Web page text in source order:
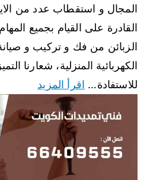
المجال و استقطاب عدد من
القادرة على القيام بجميع
الزبائن من فك و تركيب و
الكهربائية المنزلية، شعارنا
للاستفادة… اقرأ المزيد